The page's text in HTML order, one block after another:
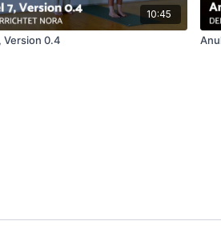
10:45
Version 0.4